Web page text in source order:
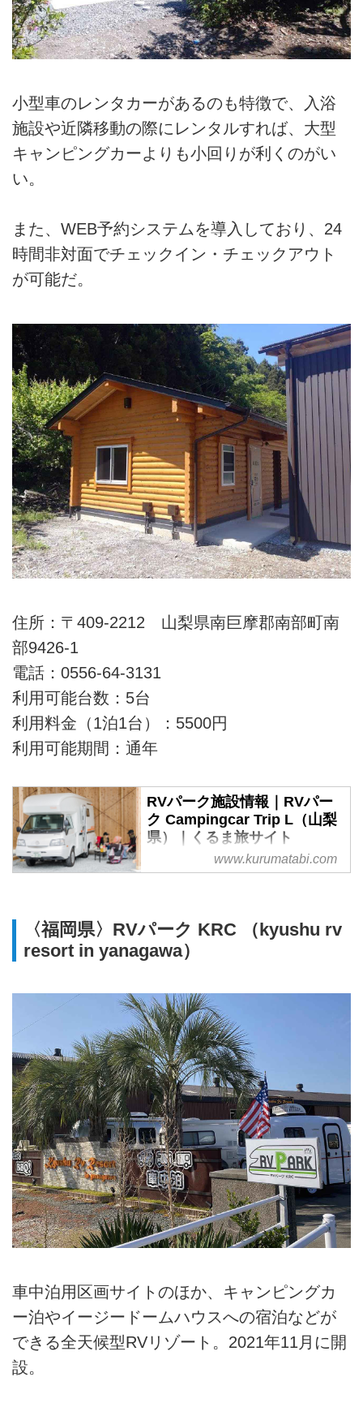
小型車のレンタカーがあるのも特徴で、入浴
施設や近隣移動の際にレンタルすれば、大型
キャンピングカーよりも小回りが利くのがい
い。
また、WEB予約システムを導入しており、24
時間非対面でチェックイン・チェックアウト
が可能だ。
住所：〒409-2212 山梨県南巨摩郡南部町南
部9426-1
電話：0556-64-3131
利用可能台数：5台
利用料金（1泊1台）：5500円
利用可能期間：通年
RVパーク施設情報｜RVパー
ク Campingcar Trip L（山梨
県）｜くるま旅サイト
日本RV協会とくるま旅クラブが
県）のご案内です。
www.kurumatabi.com
〈福岡県〉RVパーク KRC （kyushu rv
resort in yanagawa）
車中泊用区画サイトのほか、キャンピングカ
ー泊やイージードームハウスへの宿泊などが
できる全天候型RVリゾート。2021年11月に開
設。